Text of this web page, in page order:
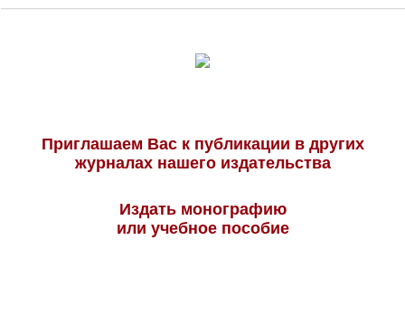
Приглашаем Вас к публикации в других
журналах нашего издательства
Издать монографию
или учебное пособие